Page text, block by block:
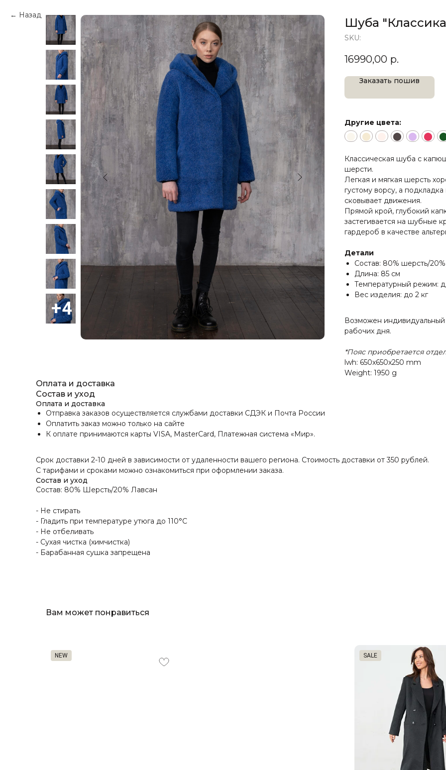
Назад
Шуба
SKU:
16990,00 р.
Заказать пошив
Другие цвета:
⬤ ⬤ ⬤ ⬤
Классическая шуба с
шерсти.
Легкая и мягкая шерсть
густому ворсу, а
сковывает движения.
Прямой крой, глубокий
застегивается на шубные
гардероб в качестве
Детали
Состав: 80% шерсть/
Длина: 85 см
Температурный режим:
Вес изделия: до 2 кг
Возможен
рабочих дня.
*Пояс приобретается
lwh: 650x650x250 mm
Weight: 1950 g
Оплата и доставка
Состав и уход
Оплата и доставка
Отправка заказов осуществляется службами доставки СДЭК и Почта России
Оплатить заказ можно только на сайте
К оплате принимаются карты VISA, MasterCard, Платежная система «Мир».
Срок доставки 2-10 дней в зависимости от удаленности вашего региона. Стоимость доставки от 350 рублей.
С тарифами и сроками можно ознакомиться при оформлении заказа.
Состав и уход
Состав: 80% Шерсть/20% Лавсан
- Не стирать
- Гладить при температуре утюга до 110°C
- Не отбеливать
- Сухая чистка (химчистка)
- Барабанная сушка запрещена
Вам может понравиться
NEW SALE